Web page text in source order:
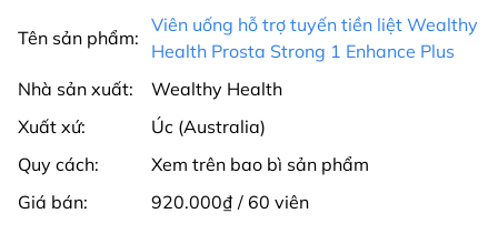
Tên sản phẩm:
Viên uống hỗ trợ tuyến tiền liệt Wealthy
Health Prosta Strong 1 Enhance Plus
Nhà sản xuất:
Wealthy Health
Xuất xứ:
Úc (Australia)
Quy cách:
Xem trên bao bì sản phẩm
Giá bán:
920.000₫ / 60 viên